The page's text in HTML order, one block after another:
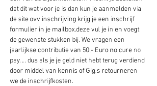
dat dit wat voor je is dan kun je aanmelden via
de site ovv inschrijving krijg je een inschrijf
formulier in je mailbox.deze vul je in en voegt
de gewenste stukken bij. We vragen een
jaarlijkse contributie van 50,- Euro no cure no
pay.... dus als je je geld niet hebt terug verdiend
door middel van kennis of Gig.s retourneren
we de inschrijfkosten.